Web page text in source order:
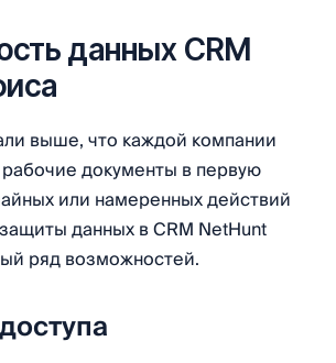
данных CRM
выше, что каждой компании
документы в первую
или намеренных действий
данных в CRM NetHunt
ряд возможностей.